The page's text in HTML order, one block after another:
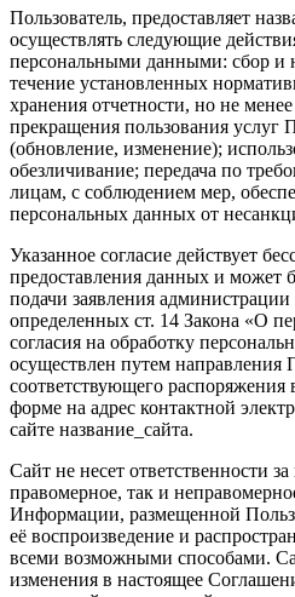
Пользователь, предоставляет
осуществлять следующие
персональными данными: сбор и
течение установленных
хранения отчетности, но не
прекращения пользования услуг
(обновление, изменение);
обезличивание; передача по
лицам, с соблюдением мер,
персональных данных от
Указанное согласие действует
предоставления данных и может
подачи заявления
определенных ст. 14 Закона «О
согласия на обработку
осуществлен путем направления
соответствующего
форме на адрес контактной
сайте название_сайта.
Сайт не несет ответственности
правомерное, так и
Информации, размещенной
её воспроизведение и
всеми возможными способами.
изменения в настоящее